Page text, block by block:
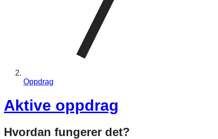
Oppdrag
Aktive oppdrag
Hvordan fungerer det?